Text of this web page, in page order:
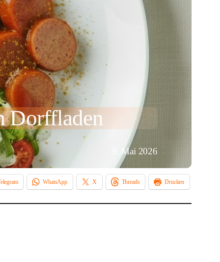
Dorffladen
9. Mai 2026
WhatsApp X Threads Drucken